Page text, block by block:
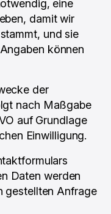
eine
damit wir
und sie
können
der
nach Maßgabe
auf Grundlage
Einwilligung.
Daten werden
gestellten Anfrage